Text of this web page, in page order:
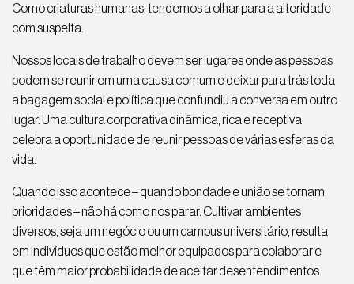
Como criaturas humanas, tendemos a olhar para a alteridade
com suspeita.
Nossos locais de trabalho devem ser lugares onde as pessoas
podem se reunir em uma causa comum e deixar para trás toda
a bagagem social e política que confundiu a conversa em outro
lugar. Uma cultura corporativa dinâmica, rica e receptiva
celebra a oportunidade de reunir pessoas de várias esferas da
vida.
Quando isso acontece – quando bondade e união se tornam
prioridades – não há como nos parar. Cultivar ambientes
diversos, seja um negócio ou um campus universitário, resulta
em indivíduos que estão melhor equipados para colaborar e
que têm maior probabilidade de aceitar desentendimentos.